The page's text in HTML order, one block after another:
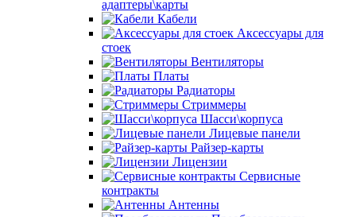
адаптеры\карты
Кабели
Аксессуары для
стоек
Вентиляторы
Платы
Радиаторы
Стриммеры
Шасси\корпуса
Лицевые панели
Райзер-карты
Лицензии
Сервисные
контракты
Антенны